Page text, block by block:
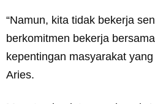
“Namun, kita tidak bekerja
berkomitmen bekerja
kepentingan masyarakat
Aries.